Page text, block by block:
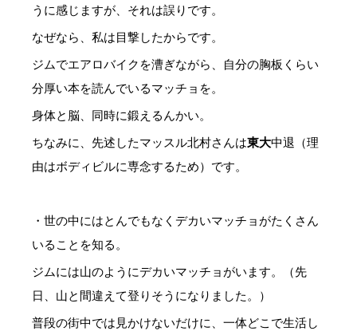
うに感じますが、それは誤りです。
なぜなら、私は目撃したからです。
ジムでエアロバイクを漕ぎながら、自分の胸板くらい
分厚い本を読んでいるマッチョを。
身体と脳、同時に鍛えるんかい。
ちなみに、先述したマッスル北村さんは東大中退（理
由はボディビルに専念するため）です。
・世の中にはとんでもなくデカいマッチョがたくさん
いることを知る。
ジムには山のようにデカいマッチョがいます。（先
日、山と間違えて登りそうになりました。）
普段の街中では見かけないだけに、一体どこで生活し